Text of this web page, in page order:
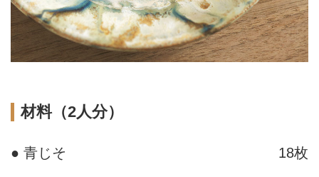
材料（2人分）
● 青じそ 18枚